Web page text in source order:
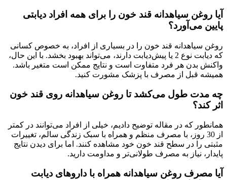
آیا روغن سیاهدانه قند خون را برای همه افراد دیابتی
پایین می‌آورد؟
روغن سیاهدانه قند خون را در بسیاری از افراد، به خصوص کسانی
که دیابت نوع 2 یا پیش‌دیابت دارند، می‌تواند بهبود بخشد. با این حال،
واکنش بدن هر فرد متفاوت است و نتایج ممکن است متغیر باشد.
همیشه قبل از مصرف با پزشک مشورت کنید.
چه مدت طول می‌کشد تا روغن سیاهدانه روی قند خون
اثر کند؟
همانطور که در مقاله توضیح دادیم، خیلی از افراد می‌توانند در کمتر
از 30 روز، با مصرف منظم و همراه با سبک زندگی سالم، تغییرات
مثبتی را در سطح قند خون خود مشاهده کنند. اما برای دیدن نتایج
پایدار، نیاز به مصرف طولانی‌تر و مداومت دارید.
آیا مصرف روغن سیاهدانه همراه با داروهای دیابت